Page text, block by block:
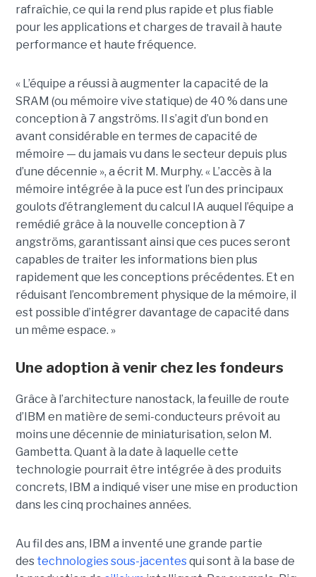
rafraîchie, ce qui la rend plus rapide et plus fiable
pour les applications et charges de travail à haute
performance et haute fréquence.
« L’équipe a réussi à augmenter la capacité de la
SRAM (ou mémoire vive statique) de 40 % dans une
conception à 7 angströms. Il s’agit d’un bond en
avant considérable en termes de capacité de
mémoire — du jamais vu dans le secteur depuis plus
d’une décennie », a écrit M. Murphy. « L’accès à la
mémoire intégrée à la puce est l’un des principaux
goulots d’étranglement du calcul IA auquel l’équipe a
remédié grâce à la nouvelle conception à 7
angströms, garantissant ainsi que ces puces seront
capables de traiter les informations bien plus
rapidement que les conceptions précédentes. Et en
réduisant l’encombrement physique de la mémoire, il
est possible d’intégrer davantage de capacité dans
un même espace. »
Une adoption à venir chez les fondeurs
Grâce à l’architecture nanostack, la feuille de route
d’IBM en matière de semi-conducteurs prévoit au
moins une décennie de miniaturisation, selon M.
Gambetta. Quant à la date à laquelle cette
technologie pourrait être intégrée à des produits
concrets, IBM a indiqué viser une mise en production
dans les cinq prochaines années.
Au fil des ans, IBM a inventé une grande partie
des technologies sous-jacentesqui sont à la base de